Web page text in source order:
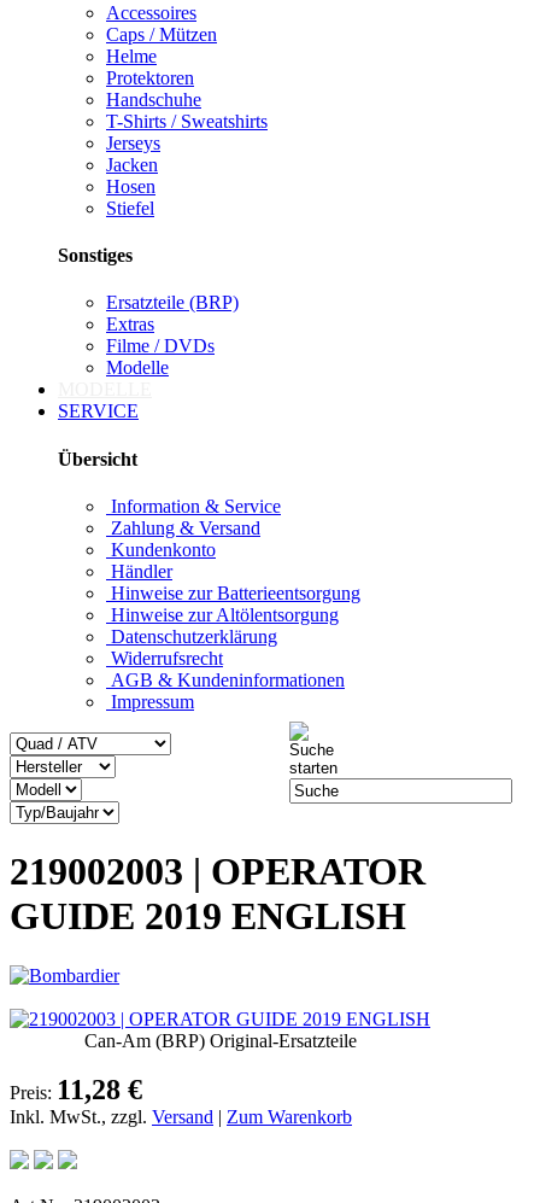
Accessoires
Caps / Mützen
Helme
Protektoren
Handschuhe
T-Shirts / Sweatshirts
Jerseys
Jacken
Hosen
Stiefel
Sonstiges
Ersatzteile (BRP)
Extras
Filme / DVDs
Modelle
SERVICE
Übersicht
Information & Service
Zahlung & Versand
Kundenkonto
Händler
Hinweise zur Batterieentsorgung
Hinweise zur Altölentsorgung
Datenschutzerklärung
Widerrufsrecht
AGB & Kundeninformationen
Impressum
219002003 | OPERATOR
GUIDE 2019 ENGLISH
Can-Am (BRP) Original-Ersatzteile
Preis: 11,28 €
Inkl. MwSt., zzgl. Versand | Zum Warenkorb